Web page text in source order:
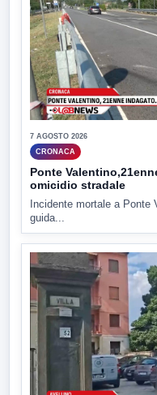
7 AGOSTO 2026
CRONACA
Ponte
omicidio stradale
Incidente mortale a Ponte
guida...